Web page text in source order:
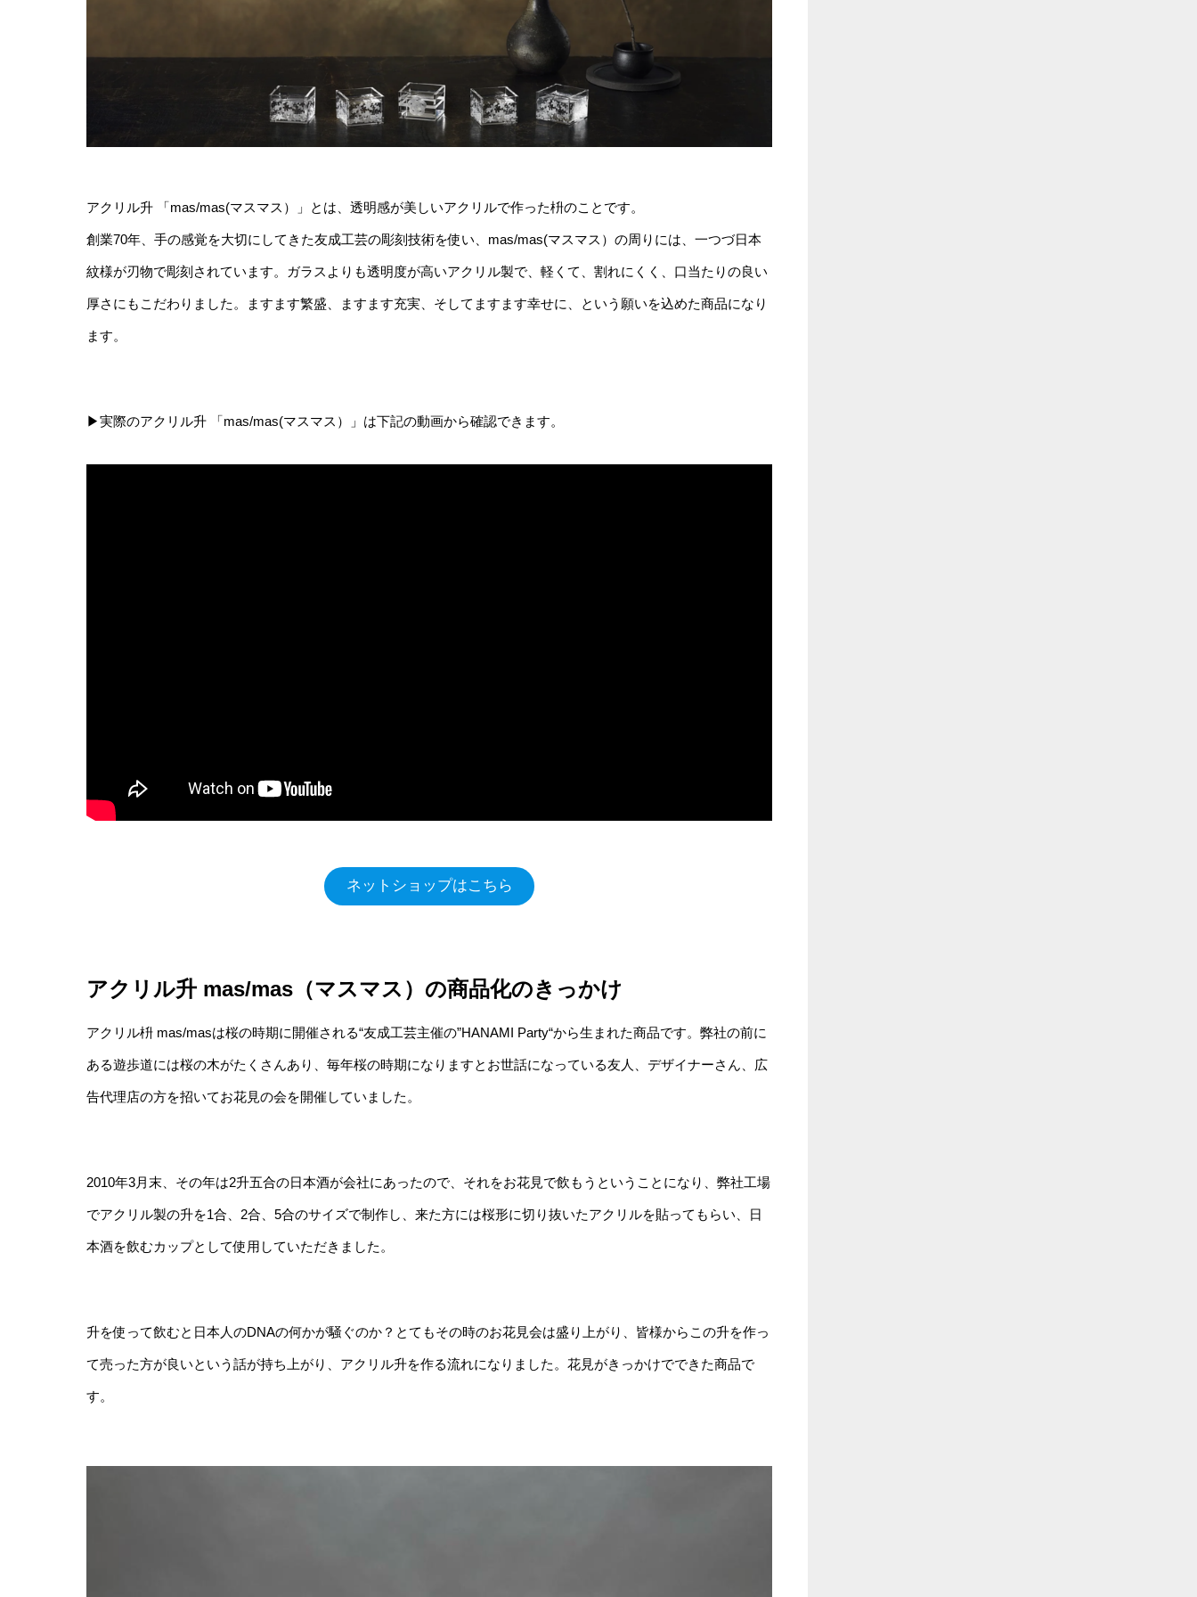
アクリル升 「mas/mas(マスマス）」とは、透明感が美しいアクリルで作った枡のことです。
創業70年、手の感覚を大切にしてきた友成工芸の彫刻技術を使い、mas/mas(マスマス）の周りには、一つづ日本
紋様が刃物で彫刻されています。ガラスよりも透明度が高いアクリル製で、軽くて、割れにくく、口当たりの良い
厚さにもこだわりました。ますます繁盛、ますます充実、そしてますます幸せに、という願いを込めた商品になり
ます。
▶︎実際のアクリル升 「mas/mas(マスマス）」は下記の動画から確認できます。
ネットショップはこちら
アクリル升 mas/mas（マスマス）の商品化のきっかけ
アクリル枡 mas/masは桜の時期に開催される“友成工芸主催の”HANAMI Party“から生まれた商品です。弊社の前に
ある遊歩道には桜の木がたくさんあり、毎年桜の時期になりますとお世話になっている友人、デザイナーさん、広
告代理店の方を招いてお花見の会を開催していました。
2010年3月末、その年は2升五合の日本酒が会社にあったので、それをお花見で飲もうということになり、弊社工場
でアクリル製の升を1合、2合、5合のサイズで制作し、来た方には桜形に切り抜いたアクリルを貼ってもらい、日
本酒を飲むカップとして使用していただきました。
升を使って飲むと日本人のDNAの何かが騒ぐのか？とてもその時のお花見会は盛り上がり、皆様からこの升を作っ
て売った方が良いという話が持ち上がり、アクリル升を作る流れになりました。花見がきっかけでできた商品で
す。